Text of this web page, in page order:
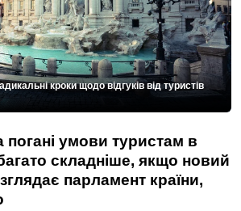
кроки щодо відгуків від туристів
умови туристам в
складніше, якщо новий
парламент країни,